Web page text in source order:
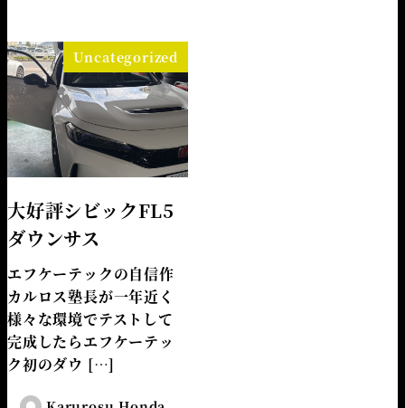
Uncategorized
大好評シビックFL5
ダウンサス
エフケーテックの自信作
カルロス塾長が一年近く
様々な環境でテストして
完成したらエフケーテッ
ク初のダウ […]